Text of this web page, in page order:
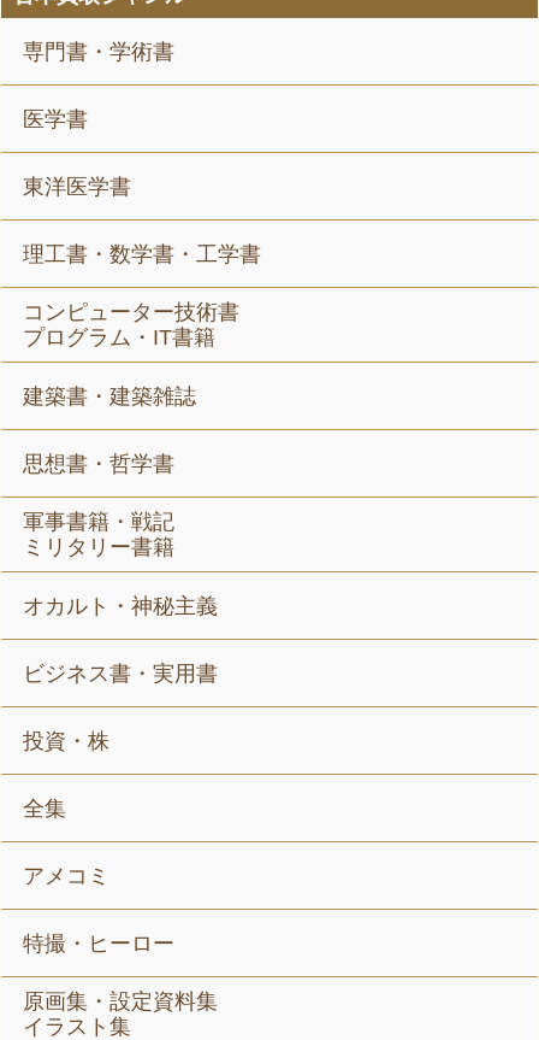
専門書・学術書
医学書
東洋医学書
理工書・数学書・工学書
コンピューター技術書
プログラム・IT書籍
建築書・建築雑誌
思想書・哲学書
軍事書籍・戦記
ミリタリー書籍
オカルト・神秘主義
ビジネス書・実用書
投資・株
全集
アメコミ
特撮・ヒーロー
原画集・設定資料集
イラスト集